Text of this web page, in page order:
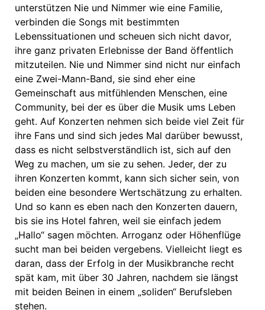
unterstützen Nie und Nimmer wie eine Familie,
verbinden die Songs mit bestimmten
Lebenssituationen und scheuen sich nicht davor,
ihre ganz privaten Erlebnisse der Band öffentlich
mitzuteilen. Nie und Nimmer sind nicht nur einfach
eine Zwei-Mann-Band, sie sind eher eine
Gemeinschaft aus mitfühlenden Menschen, eine
Community, bei der es über die Musik ums Leben
geht. Auf Konzerten nehmen sich beide viel Zeit für
ihre Fans und sind sich jedes Mal darüber bewusst,
dass es nicht selbstverständlich ist, sich auf den
Weg zu machen, um sie zu sehen. Jeder, der zu
ihren Konzerten kommt, kann sich sicher sein, von
beiden eine besondere Wertschätzung zu erhalten.
Und so kann es eben nach den Konzerten dauern,
bis sie ins Hotel fahren, weil sie einfach jedem
„Hallo“ sagen möchten. Arroganz oder Höhenflüge
sucht man bei beiden vergebens. Vielleicht liegt es
daran, dass der Erfolg in der Musikbranche recht
spät kam, mit über 30 Jahren, nachdem sie längst
mit beiden Beinen in einem „soliden“ Berufsleben
stehen.